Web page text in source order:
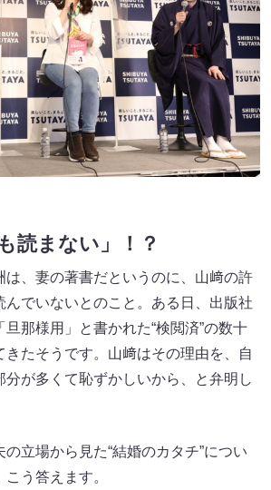
読まない」！？
は、妻の著書だというのに、山﨑の許
んでいないとのこと。ある日、出版社
那様用」と書かれた“検閲済”の数十
きたそうです。山﨑はその理由を、自
分が多くて恥ずかしいから、と弁明し
立場から見た“結婚のカタチ”につい
う答えます。